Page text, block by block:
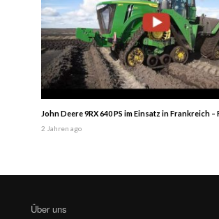
John Deere 9RX 640 PS im Einsatz in Frankreich –
2 Jahren ago
Über uns